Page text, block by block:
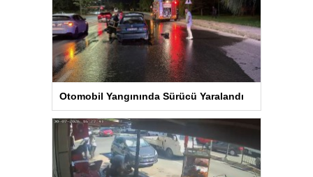
Otomobil Yangınında Sürücü Yaralandı